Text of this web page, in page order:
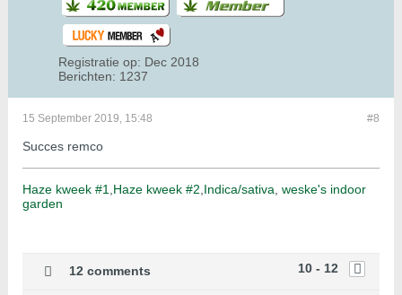
Registratie op: Dec 2018
Berichten: 1237
#8
15 September 2019, 15:48
Succes remco
Haze kweek #1 Haze kweek #2 Indica/sativa weske's indoor
garden
10 - 12
12 comments